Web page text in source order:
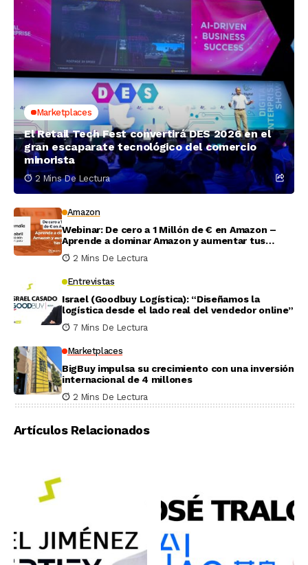
Marketplaces
El Retail Tech Fest convertirá DES 2026 en el
gran escaparate tecnológico del comercio
minorista
2 Mins De Lectura
Amazon
Webinar: De cero a 1 Millón de € en Amazon –
Aprende a dominar Amazon y aumentar tus
ventas
2 Mins De Lectura
Entrevistas
Israel (Goodbuy Logística): “Diseñamos la
logística desde el lado real del vendedor online”
7 Mins De Lectura
Marketplaces
BigBuy impulsa su crecimiento con una inversión
internacional de 4 millones
2 Mins De Lectura
Artículos Relacionados